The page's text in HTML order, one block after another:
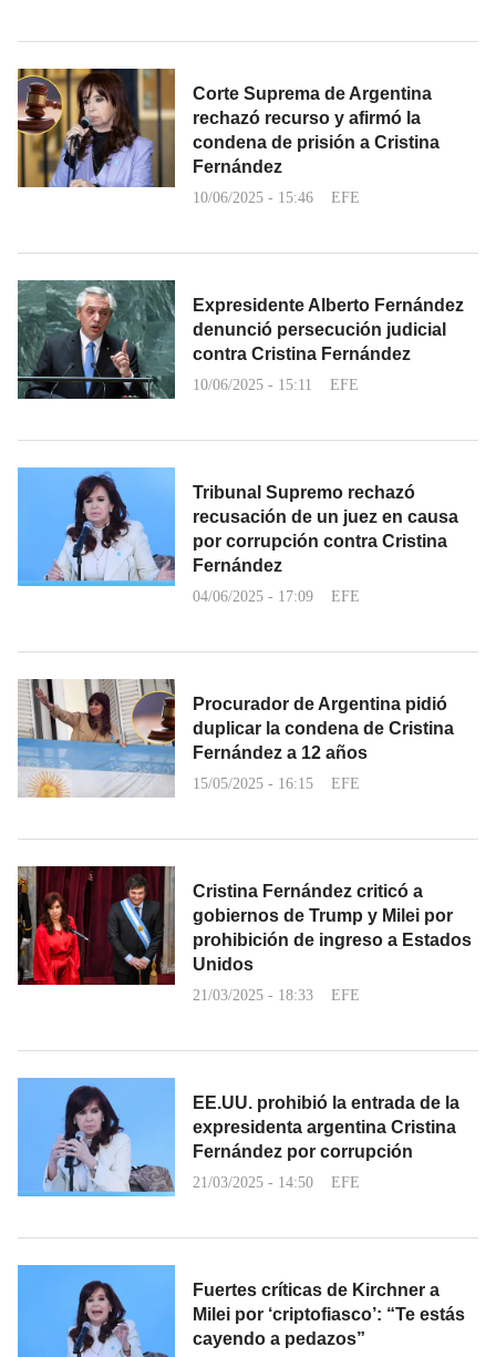
Corte Suprema de Argentina
rechazó recurso y afirmó la
condena de prisión a Cristina
Fernández
10/06/2025 - 15:46 EFE
Expresidente Alberto Fernández
denunció persecución judicial
contra Cristina Fernández
10/06/2025 - 15:11 EFE
Tribunal Supremo rechazó
recusación de un juez en causa
por corrupción contra Cristina
Fernández
04/06/2025 - 17:09 EFE
Procurador de Argentina pidió
duplicar la condena de Cristina
Fernández a 12 años
15/05/2025 - 16:15 EFE
Cristina Fernández criticó a
gobiernos de Trump y Milei por
prohibición de ingreso a Estados
Unidos
21/03/2025 - 18:33 EFE
EE.UU. prohibió la entrada de la
expresidenta argentina Cristina
Fernández por corrupción
21/03/2025 - 14:50 EFE
Fuertes críticas de Kirchner a
Milei por ‘criptofiasco’: “Te estás
cayendo a pedazos”